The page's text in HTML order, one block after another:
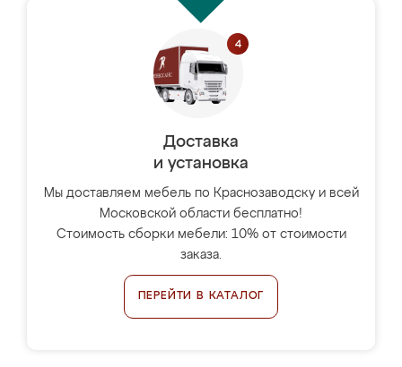
Доставка
и установка
Мы доставляем мебель по Краснозаводску и всей
Московской области бесплатно!
Стоимость сборки мебели: 10% от стоимости
заказа.
ПЕРЕЙТИ В КАТАЛОГ